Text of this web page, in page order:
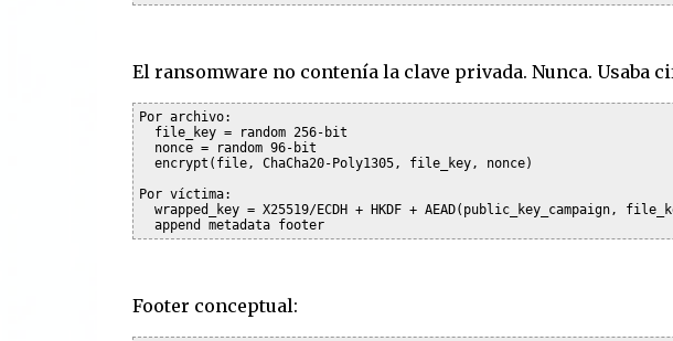
El ransomware no contenía la clave privada. Nunca. Usaba
Por archivo:
  file_key = random 256-bit
  nonce = random 96-bit
  encrypt(file, ChaCha20-Poly1305, file_key, nonce)
Por víctima:
wrapped_key = X25519/ECDH + HKDF + AEAD(public_key_campaign,
  append metadata footer
Footer conceptual: